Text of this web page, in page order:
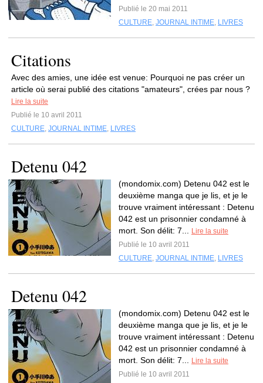
Publié le 20 mai 2011
CULTURE, JOURNAL INTIME, LIVRES
Citations
Avec des amies, une idée est venue: Pourquoi ne pas créer un
article où serai publié des citations "amateurs", crées par nous ?
Lire la suite
Publié le 10 avril 2011
CULTURE, JOURNAL INTIME, LIVRES
Detenu 042
(mondomix.com) Detenu 042 est le
deuxième manga que je lis, et je le
trouve vraiment intéressant : Detenu
042 est un prisonnier condamné à
mort. Son délit: 7...
Lire la suite
Publié le 10 avril 2011
CULTURE, JOURNAL INTIME, LIVRES
Detenu 042
(mondomix.com) Detenu 042 est le
deuxième manga que je lis, et je le
trouve vraiment intéressant : Detenu
042 est un prisonnier condamné à
mort. Son délit: 7...
Lire la suite
Publié le 10 avril 2011